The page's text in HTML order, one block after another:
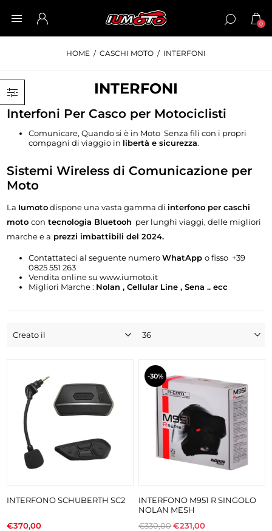
0
HOME / CASCHI MOTO / INTERFONI
INTERFONI
Interfoni Per Casco per Motociclisti
Comunicare, Quando si è in Moto Senza fili con i propri
compagni di viaggio in libertà e sicurezza.
Sistemi Wireless di Comunicazione per
Moto
La Iumotodispone una vasta gamma di interfono per caschi
motocon tecnologia Bluetooh per lunghi viaggi, delle migliori
marche e a prezzi imbattibili del 2024.
Contattateci al seguente numeroWhatAppo fisso +39
0825 551 263
Vendita online su www.iumoto.it
Migliori Marche : Nolan , Cellular Line , Sena .. ecc
INTERFONO SCHUBERTH SC2
€370,00
-30%
INTERFONO M951 R SINGOLO
NOLAN MESH
€330,00€231,00